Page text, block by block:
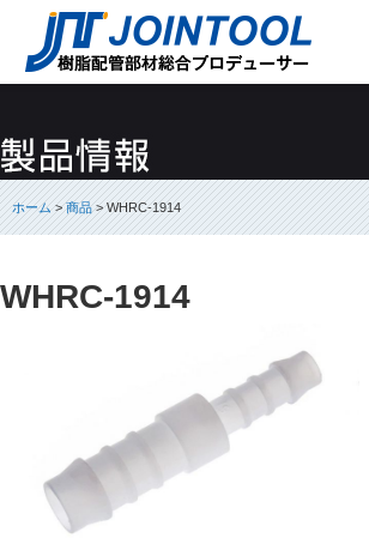
ホーム>商品> WHRC-1914
WHRC-1914